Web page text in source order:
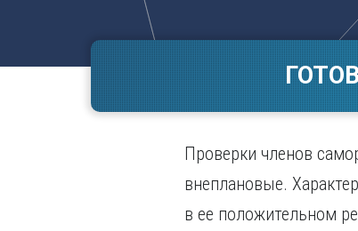
Е
Проверки членов
внеплановые.
в ее положительном